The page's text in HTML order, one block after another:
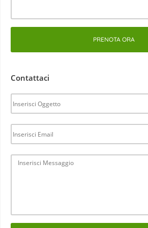
PRENOTA ORA
Contattaci